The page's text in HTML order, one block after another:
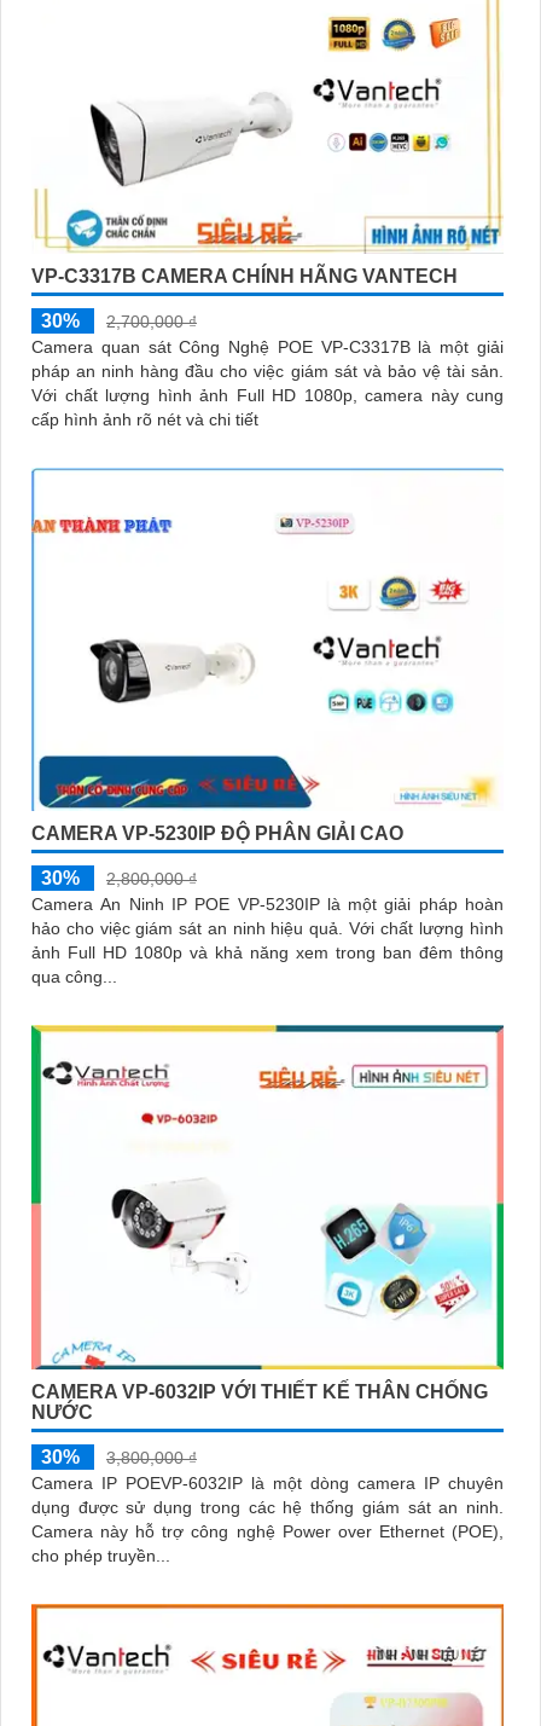
VP-C3317B CAMERA CHÍNH HÃNG VANTECH
30%
2,700,000 ₫
Camera quan sát Công Nghệ POE VP-C3317B là một giải
pháp an ninh hàng đầu cho việc giám sát và bảo vệ tài sản.
Với chất lượng hình ảnh Full HD 1080p, camera này cung
cấp hình ảnh rõ nét và chi tiết
CAMERA VP-5230IP ĐỘ PHÂN GIẢI CAO
30%
2,800,000 ₫
Camera An Ninh IP POE VP-5230IP là một giải pháp hoàn
hảo cho việc giám sát an ninh hiệu quả. Với chất lượng hình
ảnh Full HD 1080p và khả năng xem trong ban đêm thông
qua công...
CAMERA VP-6032IP VỚI THIẾT KẾ THÂN CHỐNG
NƯỚC
30%
3,800,000 ₫
Camera IP POEVP-6032IP là một dòng camera IP chuyên
dụng được sử dụng trong các hệ thống giám sát an ninh.
Camera này hỗ trợ công nghệ Power over Ethernet (POE),
cho phép truyền...